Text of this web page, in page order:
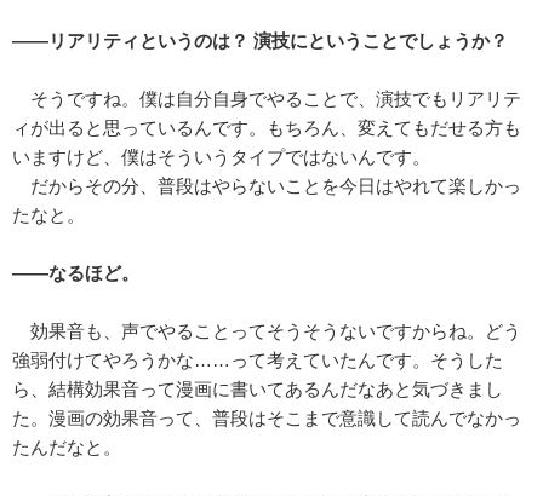
――リアリティというのは？ 演技にということでしょうか？
そうですね。僕は自分自身でやることで、演技でもリアリテ
ィが出ると思っているんです。もちろん、変えてもだせる方も
いますけど、僕はそういうタイプではないんです。
だからその分、普段はやらないことを今日はやれて楽しかっ
たなと。
――なるほど。
効果音も、声でやることってそうそうないですからね。どう
強弱付けてやろうかな……って考えていたんです。そうした
ら、結構効果音って漫画に書いてあるんだなあと気づきまし
た。漫画の効果音って、普段はそこまで意識して読んでなかっ
たんだなと。